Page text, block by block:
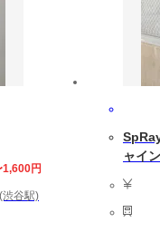
円
渋谷駅)
ャイ